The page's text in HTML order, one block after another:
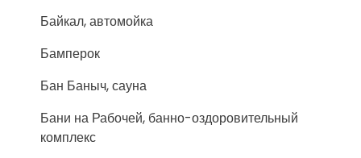
Байкал, автомойка
Бамперок
Бан Баныч, сауна
Бани на Рабочей, банно-оздоровительный
комплекс